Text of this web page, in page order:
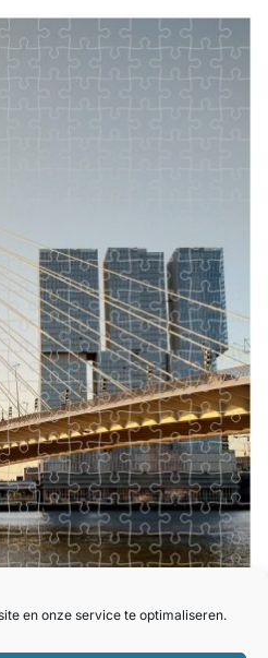
en onze service te optimaliseren.
brug